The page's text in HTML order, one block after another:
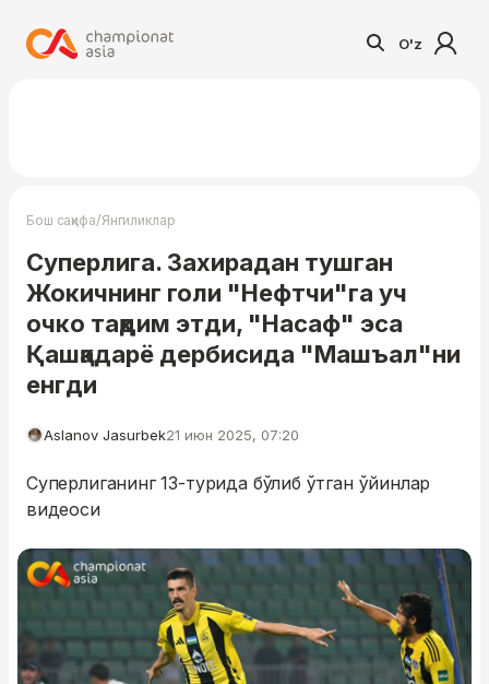
O'z
Бош саҳифа/Янгиликлар
Суперлига. Захирадан тушган
Жокичнинг голи "Нефтчи"га уч
очко тақдим этди, "Насаф" эса
Қашқадарё дербисида "Машъал"ни
енгди
Aslanov Jasurbek21 июн 2025, 07:20
Суперлиганинг 13-турида бўлиб ўтган ўйинлар
видеоси